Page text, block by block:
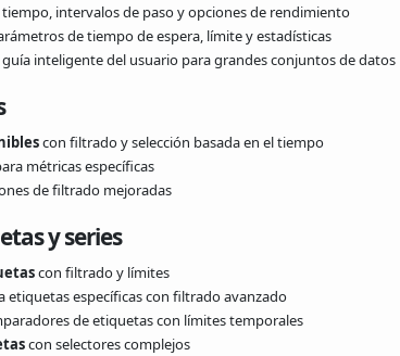
intervalos de paso y opciones de rendimiento
de tiempo de espera, límite y estadísticas
inteligente del usuario para grandes conjuntos de datos
con filtrado y selección basada en el tiempo
métricas específicas
de filtrado mejoradas
y series
con filtrado y límites
etiquetas específicas con filtrado avanzado
de etiquetas con límites temporales
con selectores complejos